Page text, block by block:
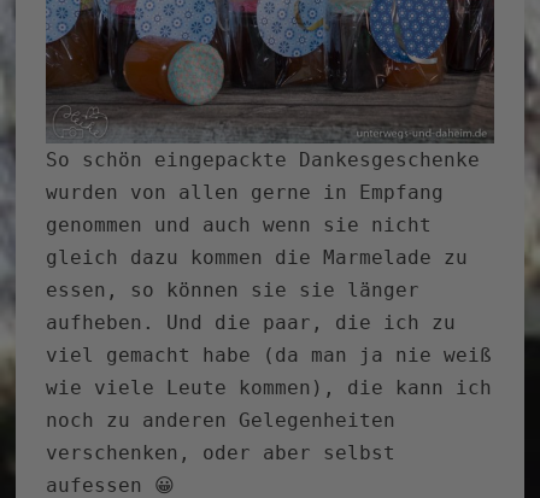
So schön eingepackte Dankesgeschenke
wurden von allen gerne in Empfang
genommen und auch wenn sie nicht
gleich dazu kommen die Marmelade zu
essen, so können sie sie länger
aufheben. Und die paar, die ich zu
viel gemacht habe (da man ja nie weiß
wie viele Leute kommen), die kann ich
noch zu anderen Gelegenheiten
verschenken, oder aber selbst
aufessen 😀